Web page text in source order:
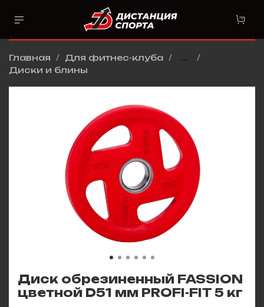
Главная Для фитнес-клуба
...
Диски и блины
Диск обрезиненный FASSION
цветной D51 мм PROFI-FIT 5 кг